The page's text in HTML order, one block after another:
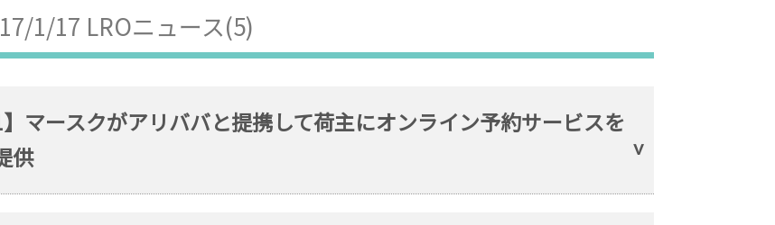
1/17 LROニュース(5)
マースクがアリババと提携して荷主にオンライン予約サービスを
供